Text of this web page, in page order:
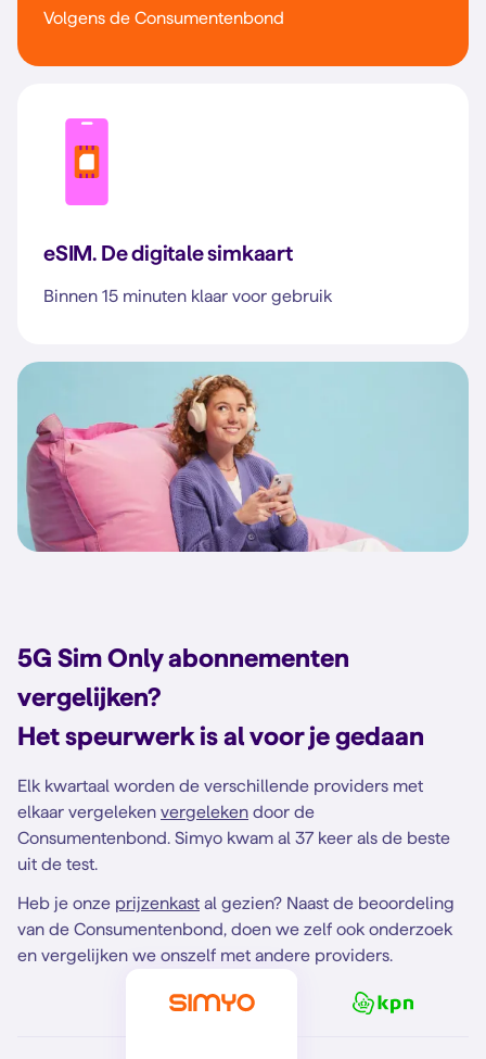
Volgens de Consumentenbond
eSIM. De digitale simkaart
Binnen 15 minuten klaar voor gebruik
5G Sim Only abonnementen
vergelijken?
Het speurwerk is al voor je gedaan
Elk kwartaal worden de verschillende providers met
elkaar vergeleken vergeleken door de
Consumentenbond. Simyo kwam al 37 keer als de beste
uit de test.
Heb je onze prijzenkast al gezien? Naast de beoordeling
van de Consumentenbond, doen we zelf ook onderzoek
en vergelijken we onszelf met andere providers.